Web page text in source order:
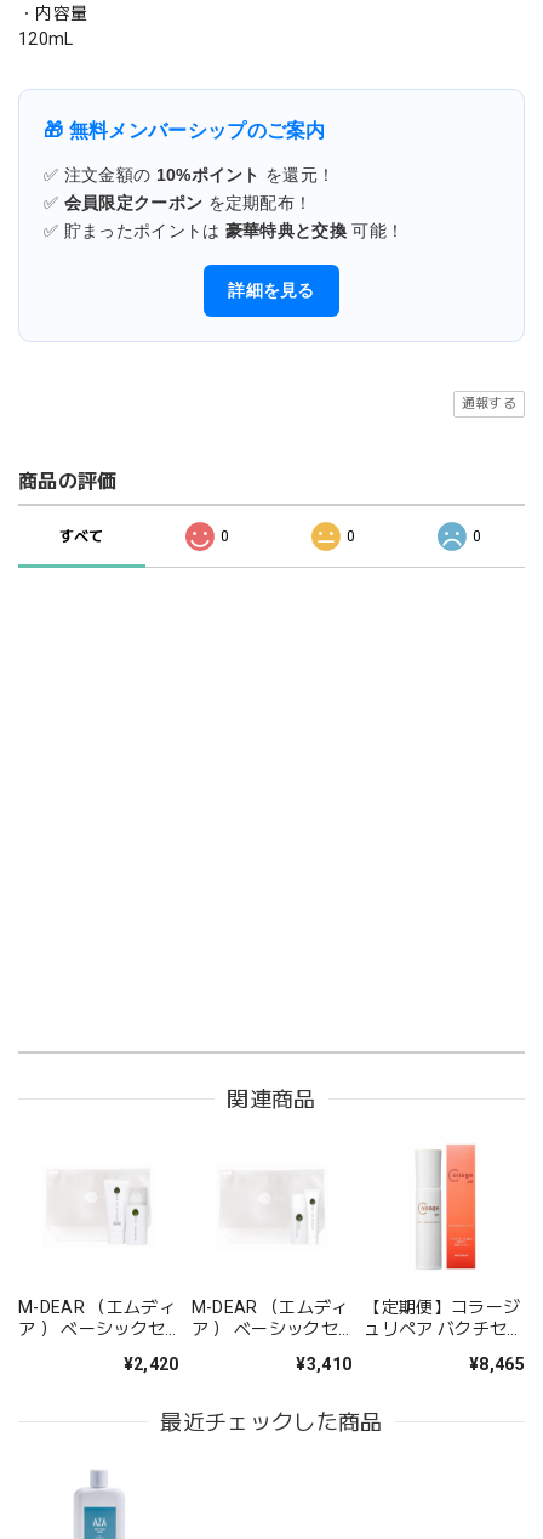
・内容量
120mL
🎁 無料メンバーシップのご案内
✅ 注文金額の 10%ポイント を還元！
✅ 会員限定クーポン を定期配布！
✅ 貯まったポイントは 豪華特典と交換 可能！
詳細を見る
通報する
商品の評価
すべて 0 0 0
関連商品
M-DEAR （エムディ
ア ） ベーシックセ
¥2,420
M-DEAR （エムディ
ア ） ベーシックセ
¥3,410
【定期便】コラージ
ュリペア バクチセラ
¥8,465
最近チェックした商品